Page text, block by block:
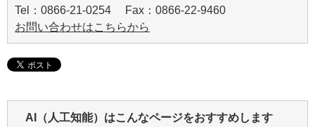
Tel：0866-21-0254 Fax：0866-22-9460
お問い合わせはこちらから
AI（人工知能）はこんなページをおすすめします